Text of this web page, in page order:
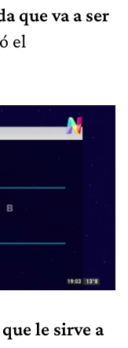
que va a ser
el
le sirve a